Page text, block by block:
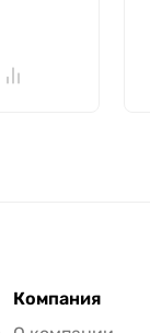
Компания